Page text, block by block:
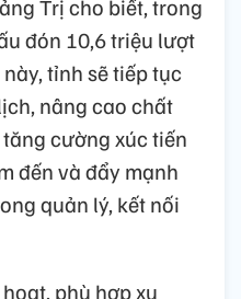
Trị cho biết, trong
đón 10,6 triệu lượt
tỉnh sẽ tiếp tục
nâng cao chất
cường xúc tiến
đến và đẩy mạnh
quản lý, kết nối
phù hợp xu